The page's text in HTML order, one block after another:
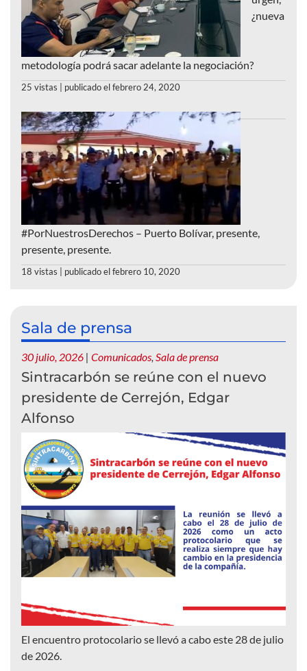
¿nueva
metodología podrá sacar adelante la negociación?
25 vistas publicado el febrero 24, 2020
#PorNuestrosDerechos – Puerto Bolívar, presente,
presente, presente.
18 vistas publicado el febrero 10, 2020
Sala de prensa
30 julio, 2026 | Comunicados, Sala de prensa
Sintracarbón se reúne con el nuevo
presidente de Cerrejón, Edgar
Alfonso
El encuentro protocolario se llevó a cabo este 28 de julio
de 2026.